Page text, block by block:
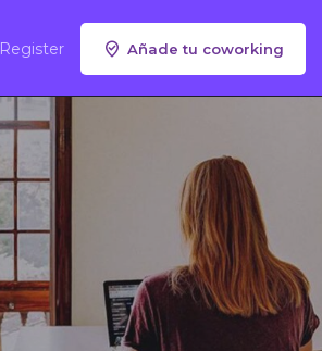
Register Añade tu coworking